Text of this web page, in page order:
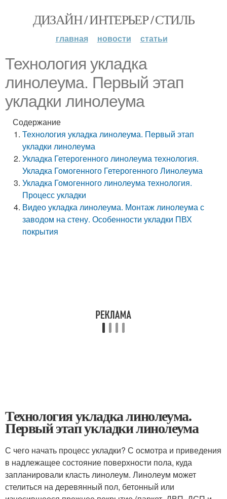
ДИЗАЙН / ИНТЕРЬЕР / СТИЛЬ
главная новости статьи
Технология укладка
линолеума. Первый этап
укладки линолеума
Содержание
Технология укладка линолеума. Первый этап
укладки линолеума
Укладка Гетерогенного линолеума технология.
Укладка Гомогенного Гетерогенного Линолеума
Укладка Гомогенного линолеума технология.
Процесс укладки
Видео укладка линолеума. Монтаж линолеума с
заводом на стену. Особенности укладки ПВХ
покрытия
Технология укладка линолеума.
Первый этап укладки линолеума
С чего начать процесс укладки? С осмотра и приведения
в надлежащее состояние поверхности пола, куда
запланировали класть линолеум. Линолеум может
стелиться на деревянный пол, бетонный или